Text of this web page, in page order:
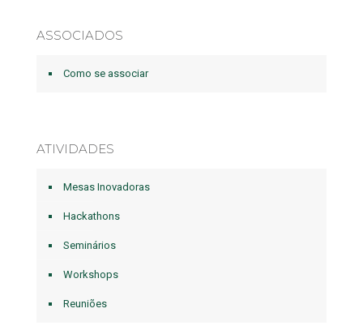
ASSOCIADOS
Como se associar
ATIVIDADES
Mesas Inovadoras
Hackathons
Seminários
Workshops
Reuniões